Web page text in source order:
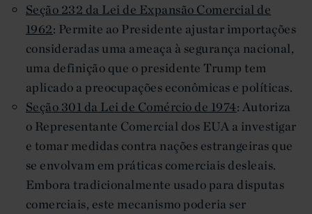
Seção 232 da Lei de Expansão Comercial de
1962: Permite ao Presidente ajustar importações
consideradas uma ameaça à segurança nacional,
uma definição que o presidente Trump tem
aplicado a preocupações econômicas e políticas.
Seção 301 da Lei de Comércio de 1974: Autoriza
o Representante Comercial dos EUA a investigar
e tomar medidas contra nações estrangeiras que
se envolvam em práticas comerciais desleais.
Embora tradicionalmente usado para disputas
comerciais, este mecanismo poderia ser